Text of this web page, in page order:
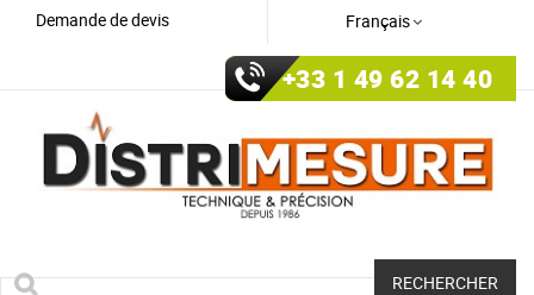
Demande de devis Français
+33 1 49 62 14 40
RECHERCHER